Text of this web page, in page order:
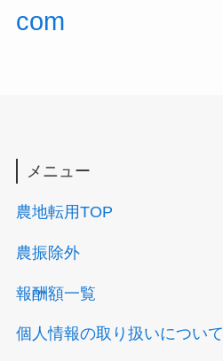
com
メニュー
農地転用TOP
農振除外
報酬額一覧
個人情報の取り扱いについて